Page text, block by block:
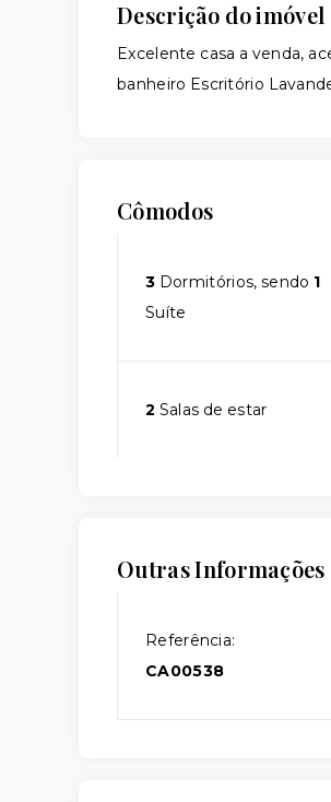
Descrição do imóvel
Excelente casa a venda,
banheiro Escritório
Cômodos
3 Dormitórios, sendo 1
Suíte
2 Salas de estar
Outras Informações
Referência:
CA00538